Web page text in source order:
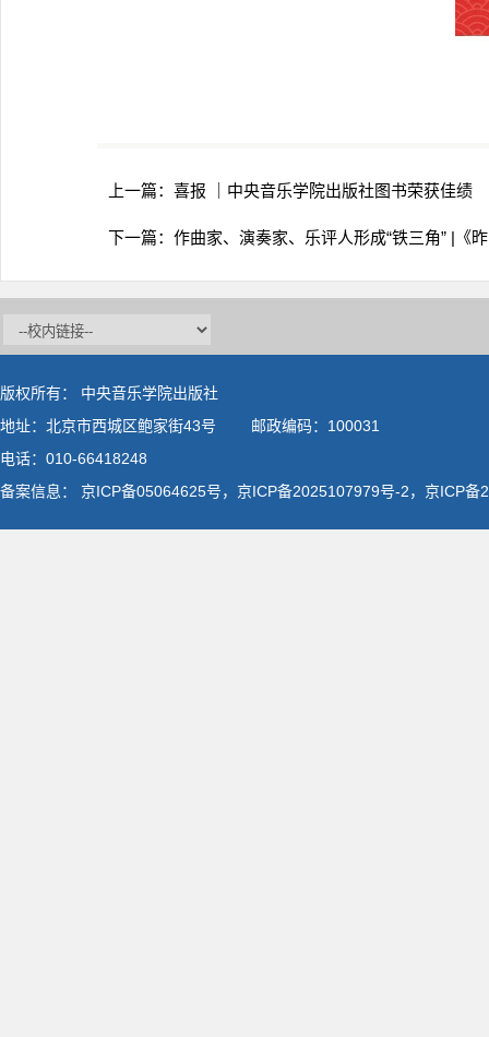
上一篇： 喜报 ｜中央音乐学院出版社图书荣获佳绩
下一篇： 作曲家、演奏家、乐评人形成“铁三角” |
版权所有： 中央音乐学院出版社
地址：北京市西城区鲍家街43号 邮政编码：100031
电话：010-66418248
备案信息： 京ICP备05064625号，京ICP备2025107979号-2，京ICP备